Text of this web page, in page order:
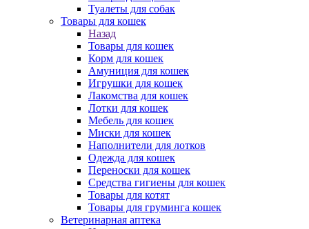
Туалеты для собак
Товары для кошек
Назад
Товары для кошек
Корм для кошек
Амуниция для кошек
Игрушки для кошек
Лакомства для кошек
Лотки для кошек
Мебель для кошек
Миски для кошек
Наполнители для лотков
Одежда для кошек
Переноски для кошек
Средства гигиены для кошек
Товары для котят
Товары для груминга кошек
Ветеринарная аптека